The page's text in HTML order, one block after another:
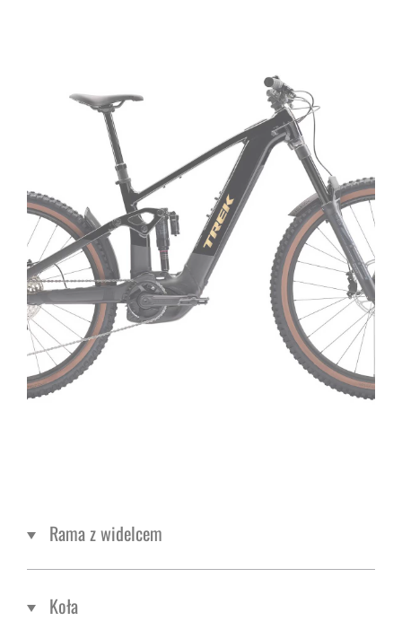
Rama z widelcem
Koła